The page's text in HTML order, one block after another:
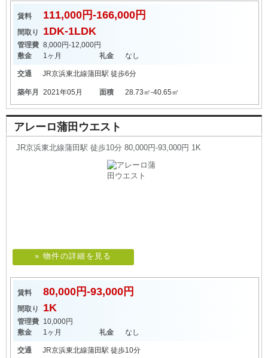
賃料 111,000円-166,000円
間取り 1DK-1LDK
管理費 8,000円-12,000円
敷金
1ヶ月 礼金 なし
交通 JR京浜東北線蒲田駅 徒歩6分
築年月 2021年05月 面積 28.73㎡-40.65㎡
アレーロ蒲田ウエスト
JR京浜東北線蒲田駅 徒歩10分 80,000円-93,000円 1K
» 物件の詳細を見る
賃料 80,000円-93,000円
間取り 1K
管理費 10,000円
敷金
1ヶ月 礼金 なし
交通 JR京浜東北線蒲田駅 徒歩10分